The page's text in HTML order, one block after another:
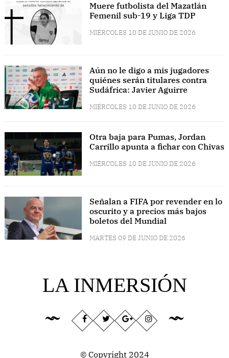
Muere futbolista del Mazatlán
Femenil sub-19 y Liga TDP
MIÉRCOLES 10 DE JUNIO DE 2026
Aún no le digo a mis jugadores
quiénes serán titulares contra
Sudáfrica: Javier Aguirre
MIÉRCOLES 10 DE JUNIO DE 2026
Otra baja para Pumas, Jordan
Carrillo apunta a fichar con Chivas
MIÉRCOLES 10 DE JUNIO DE 2026
Señalan a FIFA por revender en lo
oscurito y a precios más bajos
boletos del Mundial
MARTES 09 DE JUNIO DE 2026
LA INMERSIÓN
© Copyright 2024